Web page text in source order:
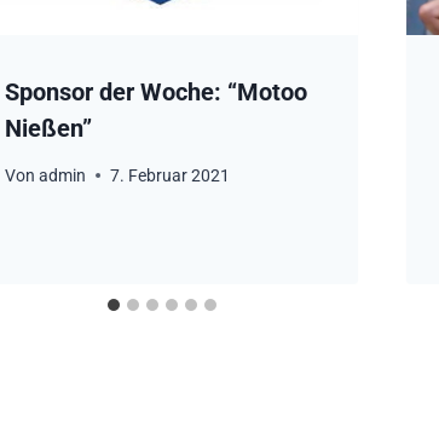
Sponsor der Woche: “Motoo
Nießen”
Von admin 7. Februar 2021